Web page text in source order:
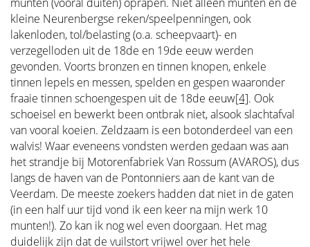
kleine Neurenbergse reken/speelpenningen, ook
lakenloden, tol/belasting (o.a. scheepvaart)- en
verzegelloden uit de 18de en 19de eeuw werden
gevonden. Voorts bronzen en tinnen knopen, enkele
tinnen lepels en messen, spelden en gespen waaronder
fraaie tinnen schoengespen uit de 18de eeuw[4]. Ook
schoeisel en bewerkt been ontbrak niet, alsook slachtafval
van vooral koeien. Zeldzaam is een botonderdeel van een
walvis! Waar eveneens vondsten werden gedaan was aan
het strandje bij Motorenfabriek Van Rossum (AVAROS), dus
langs de haven van de Pontonniers aan de kant van de
Veerdam. De meeste zoekers hadden dat niet in de gaten
(in een half uur tijd vond ik een keer na mijn werk 10
munten!). Zo kan ik nog wel even doorgaan. Het mag
duidelijk zijn dat de vuilstort vrijwel over het hele